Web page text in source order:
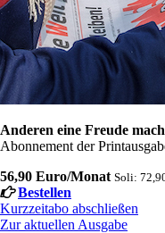
Anderen eine Freude
Abonnement der
56,90 Euro/Monat Soli:
Bestellen
Kurzzeitabo abschließen
Zur aktuellen Ausgabe